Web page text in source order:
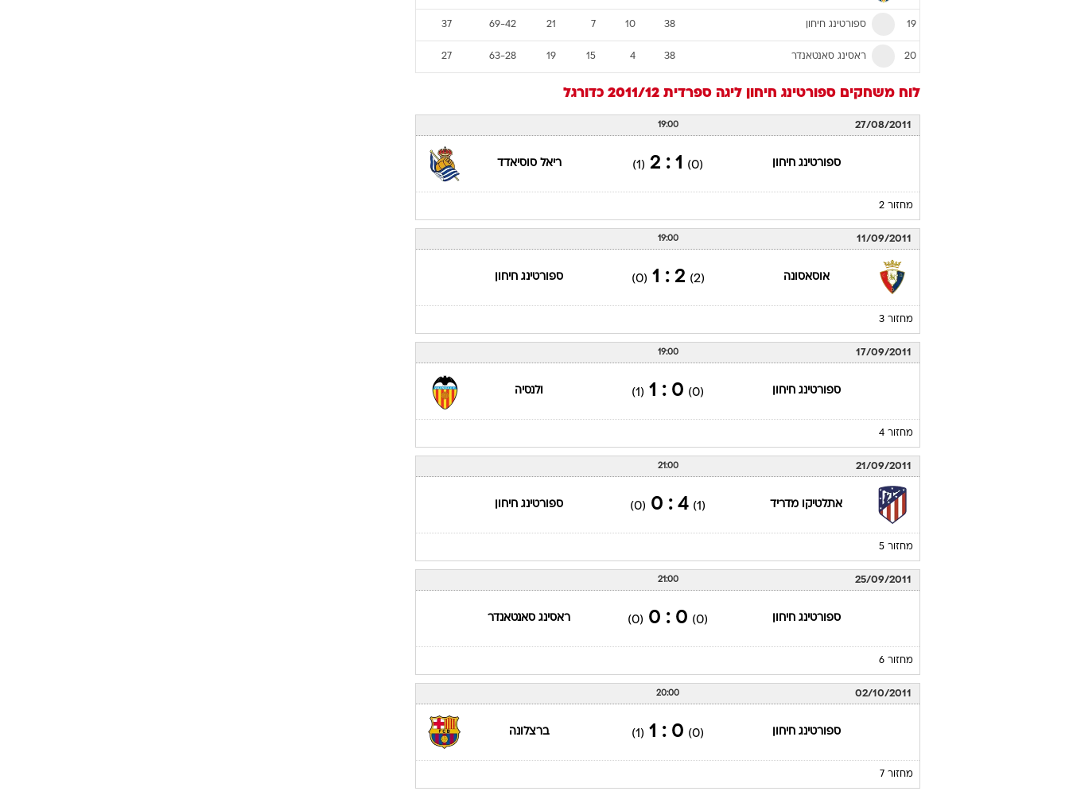
19 ספורטינג חיחון 38
10
7
21
69-42
37
20 ראסינג סאנטאנדר 38
4
15
19
63-28
27
לוח משחקים ספורטינג חיחון ליגה ספרדית 2011/12 כדורגל
27/08/2011
19:00
ספורטינג חיחון (0)
1 : 2
(1) ריאל סוסיאדד
מחזור 2
11/09/2011
19:00
אוסאסונה (2)
2 : 1
(0) ספורטינג חיחון
מחזור 3
17/09/2011
19:00
ספורטינג חיחון (0)
0 : 1
(1) ולנסיה
מחזור 4
21/09/2011
21:00
אתלטיקו מדריד (1)
4 : 0
(0) ספורטינג חיחון
מחזור 5
25/09/2011
21:00
ספורטינג חיחון (0)
0 : 0
(0) ראסינג סאנטאנדר
מחזור 6
02/10/2011
20:00
ספורטינג חיחון (0)
0 : 1
(1) ברצלונה
מחזור 7